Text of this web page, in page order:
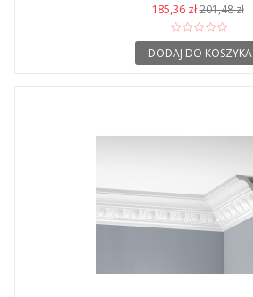
185,36 zł201,48 zł
DODAJ DO KOSZYKA